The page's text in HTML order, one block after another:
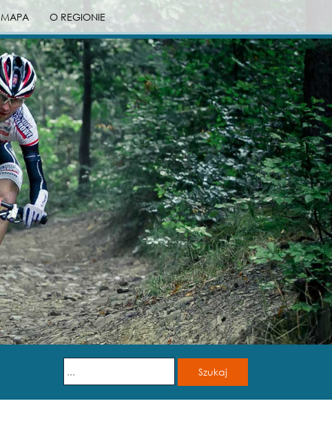
MAPA O REGIONIE